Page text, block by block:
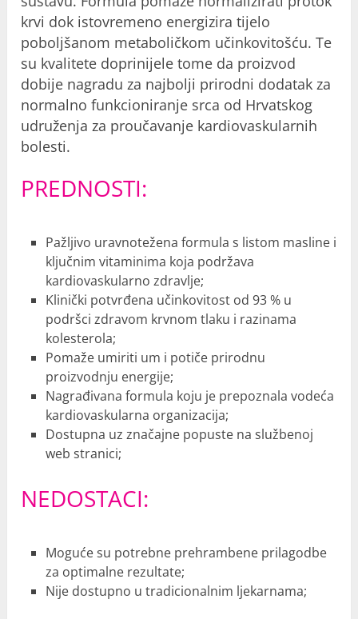
krvi dok istovremeno energizira tijelo
poboljšanom metaboličkom učinkovitošću. Te
su kvalitete doprinijele tome da proizvod
dobije nagradu za najbolji prirodni dodatak za
normalno funkcioniranje srca od Hrvatskog
udruženja za proučavanje kardiovaskularnih
bolesti.
PREDNOSTI:
Pažljivo uravnotežena formula s listom masline i
ključnim vitaminima koja podržava
kardiovaskularno zdravlje;
Klinički potvrđena učinkovitost od 93 % u
podršci zdravom krvnom tlaku i razinama
kolesterola;
Pomaže umiriti um i potiče prirodnu
proizvodnju energije;
Nagrađivana formula koju je prepoznala vodeća
kardiovaskularna organizacija;
Dostupna uz značajne popuste na službenoj
web stranici;
NEDOSTACI:
Moguće su potrebne prehrambene prilagodbe
za optimalne rezultate;
Nije dostupno u tradicionalnim ljekarnama;